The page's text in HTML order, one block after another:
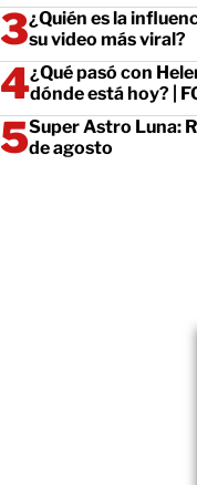
¿Quién es la
su video más viral?
¿Qué pasó con
dónde está hoy? |
Super Astro Luna:
de agosto